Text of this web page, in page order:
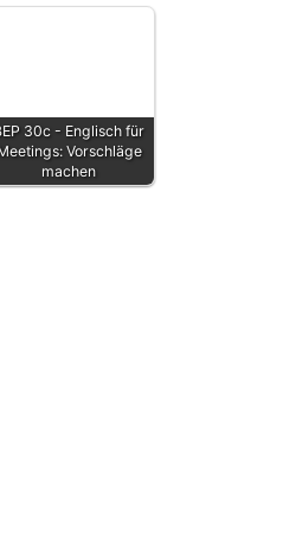
30c - Englisch für
Vorschläge
machen